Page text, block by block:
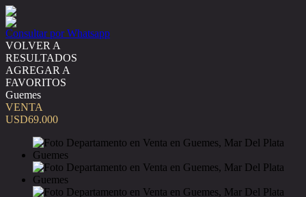
Consultar por Whatsapp
VOLVER A
RESULTADOS
AGREGAR A
FAVORITOS
Guemes
VENTA
USD69.000